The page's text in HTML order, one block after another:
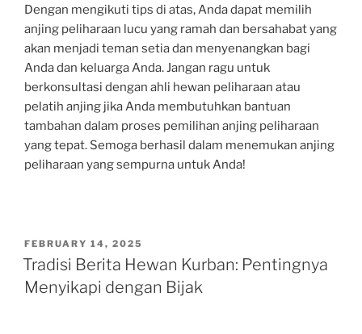
Dengan mengikuti tips di atas, Anda dapat memilih
anjing peliharaan lucu yang ramah dan bersahabat yang
akan menjadi teman setia dan menyenangkan bagi
Anda dan keluarga Anda. Jangan ragu untuk
berkonsultasi dengan ahli hewan peliharaan atau
pelatih anjing jika Anda membutuhkan bantuan
tambahan dalam proses pemilihan anjing peliharaan
yang tepat. Semoga berhasil dalam menemukan anjing
peliharaan yang sempurna untuk Anda!
POSTED
ON
FEBRUARY 14, 2025
Tradisi Berita Hewan Kurban: Pentingnya
Menyikapi dengan Bijak